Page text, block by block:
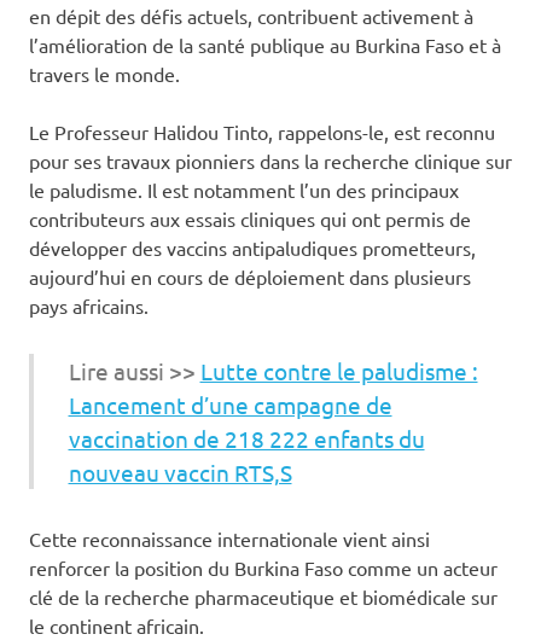
en dépit des défis actuels, contribuent activement à
l’amélioration de la santé publique au Burkina Faso et à
travers le monde.
Le Professeur Halidou Tinto, rappelons-le, est reconnu
pour ses travaux pionniers dans la recherche clinique sur
le paludisme. Il est notamment l’un des principaux
contributeurs aux essais cliniques qui ont permis de
développer des vaccins antipaludiques prometteurs,
aujourd’hui en cours de déploiement dans plusieurs
pays africains.
Lire aussi >> Lutte contre le paludisme :
Lancement d’une campagne de
vaccination de 218 222 enfants du
nouveau vaccin RTS,S
Cette reconnaissance internationale vient ainsi
renforcer la position du Burkina Faso comme un acteur
clé de la recherche pharmaceutique et biomédicale sur
le continent africain.